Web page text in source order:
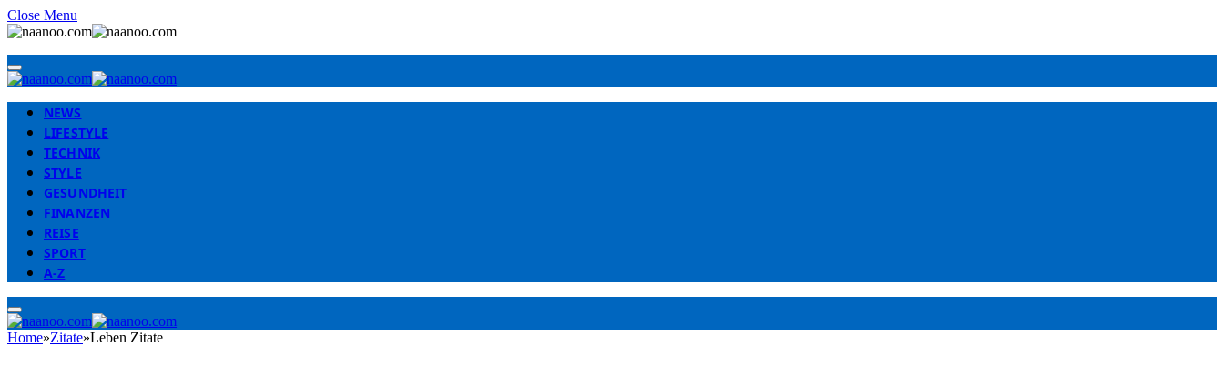
Close Menu
NEWS
LIFESTYLE
TECHNIK
STYLE
GESUNDHEIT
FINANZEN
REISE
SPORT
A-Z
Home»Zitate»Leben Zitate